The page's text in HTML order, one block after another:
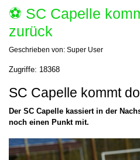
⚽️ SC Capelle
zurück
Geschrieben von: Super User
Zugriffe: 18368
SC Capelle kommt
Der SC Capelle kassiert in der
noch einen Punkt mit.